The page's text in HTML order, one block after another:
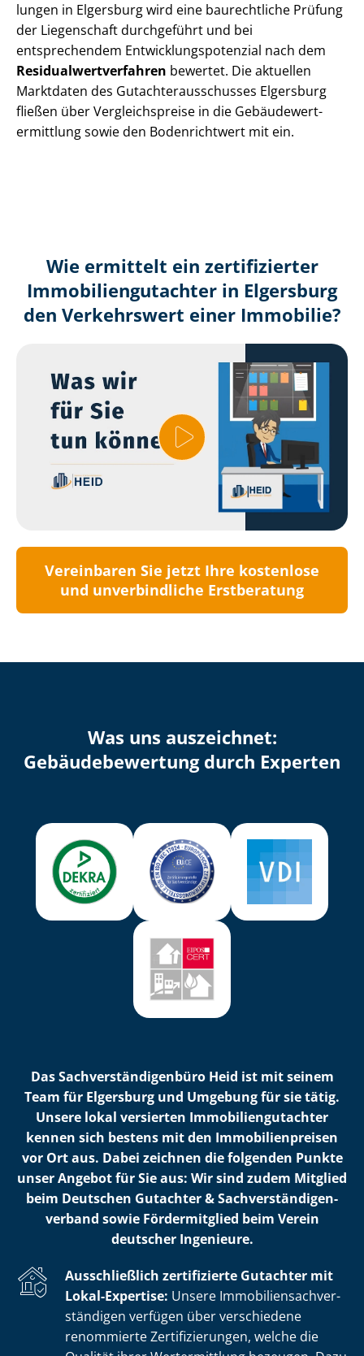
lun­gen in Elgersburg wird eine baurechtliche Prüfung
der Liegenschaft durchgeführt und bei
entsprechendem Ent­wick­lungs­po­ten­zi­al nach dem
Re­si­du­al­wert­ver­fah­ren bewertet. Die aktuellen
Marktdaten des Gut­ach­ter­aus­schus­ses Elgersburg
fließen über Ver­gleichs­prei­se in die Ge­bäu­de­wert­
ermitt­lung sowie den Bodenrichtwert mit ein.
Wie ermittelt ein zertifizierter
Immobilien­gutachter in Elgersburg
den Verkehrswert einer Immobilie?
Vereinbaren Sie jetzt Ihre kostenlose
und unverbindliche Erstberatung
Was uns auszeichnet:
Ge­bäu­de­be­wer­tung durch Experten
Das Sach­ver­stän­di­gen­bü­ro Heid ist mit seinem
Team für Elgersburg und Umgebung für sie tätig.
Unsere lokal versierten Im­mo­bi­li­en­gut­ach­ter
kennen sich bestens mit den Im­mo­bi­li­en­prei­sen
vor Ort aus. Dabei zeichnen die folgenden Punkte
unser Angebot für Sie aus: Wir sind zudem Mitglied
beim Deutschen Gutachter & Sach­ver­stän­di­gen­
ver­band sowie Fördermitglied beim Verein
deutscher Ingenieure.
Ausschließlich zertifizierte Gutachter mit
Lokal-Expertise: Unsere Im­mo­bi­li­en­sach­ver­
stän­di­gen verfügen über verschiedene
renommierte Zer­ti­fi­zie­run­gen, welche die